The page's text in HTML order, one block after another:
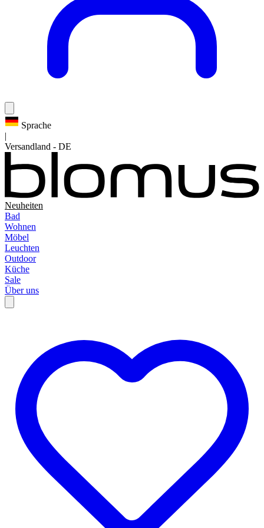
Sprache
|
Versandland - DE
Neuheiten
Bad
Wohnen
Möbel
Leuchten
Outdoor
Küche
Sale
Über uns